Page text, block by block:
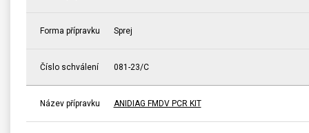
Forma přípravku Sprej
Číslo schválení 081-23/C
Název přípravku ANIDIAG FMDV PCR KIT